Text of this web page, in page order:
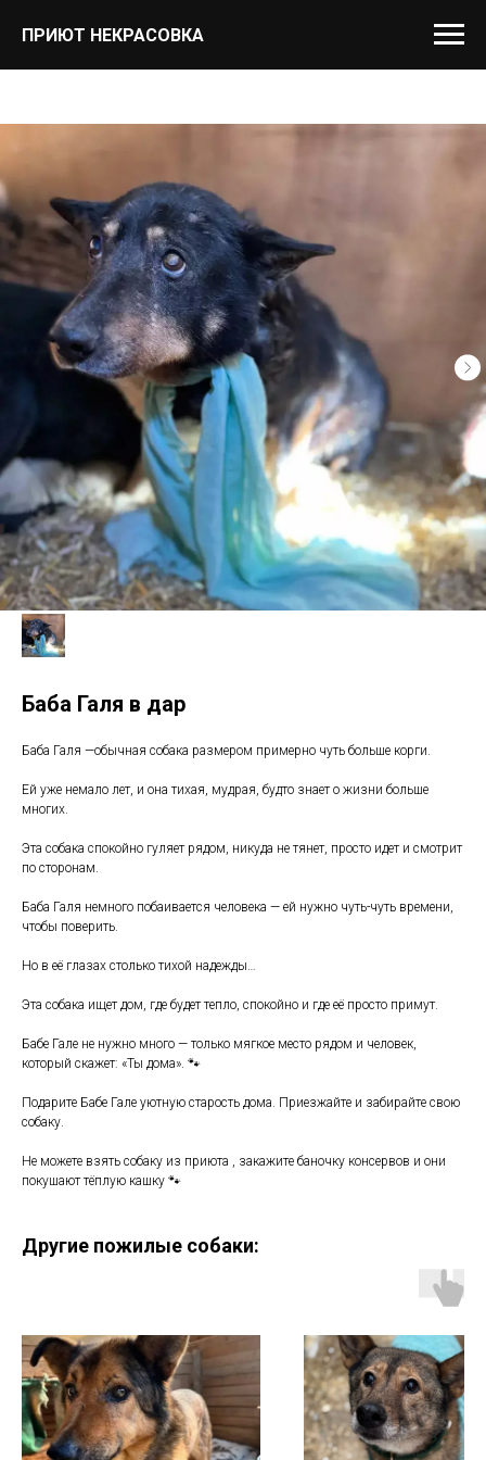
ПРИЮТ НЕКРАСОВКА
Баба Галя в дар
Баба Галя —обычная собака размером примерно чуть больше корги.
Ей уже немало лет, и она тихая, мудрая, будто знает о жизни больше
многих.
Эта собака спокойно гуляет рядом, никуда не тянет, просто идет и смотрит
по сторонам.
Баба Галя немного побаивается человека — ей нужно чуть-чуть времени,
чтобы поверить.
Но в её глазах столько тихой надежды…
Эта собака ищет дом, где будет тепло, спокойно и где её просто примут.
Бабе Гале не нужно много — только мягкое место рядом и человек,
который скажет: «Ты дома». 🐾
Подарите Бабе Гале уютную старость дома. Приезжайте и забирайте свою
собаку.
Не можете взять собаку из приюта , закажите баночку консервов и они
покушают тёплую кашку 🐾
Другие пожилые собаки: